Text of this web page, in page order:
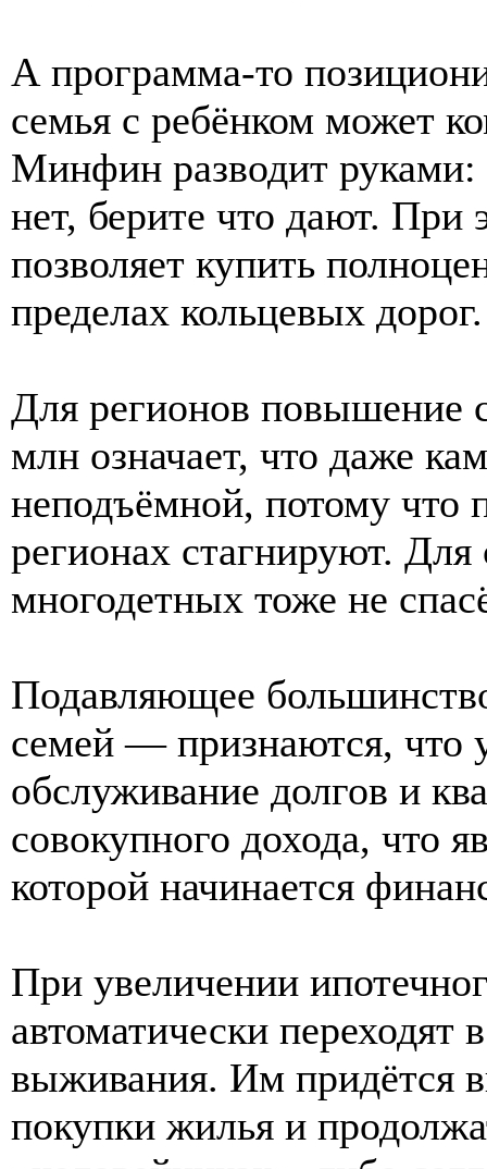
А программа-то
семья с ребёнком может
Минфин разводит
нет, берите что дают. При
позволяет купить
пределах кольцевых дорог.
Для регионов повышение
млн означает, что даже
неподъёмной, потому что
регионах стагнируют.
многодетных тоже не
Подавляющее
семей — признаются, что
обслуживание долгов и
совокупного дохода, что
которой начинается
При увеличении
автоматически
выживания. Им придётся
покупки жилья и